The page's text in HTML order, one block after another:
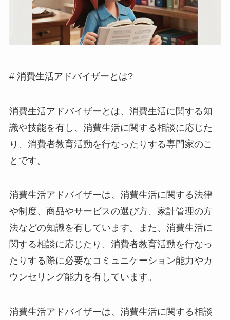
# 消費生活アドバイザーとは?
消費生活アドバイザーとは、消費生活に関する知
識や技能を有し、消費生活に関する相談に応じた
り、消費者教育活動を行なったりする専門家のこ
とです。
消費生活アドバイザーは、消費生活に関する法律
や制度、商品やサービスの選び方、家計管理の方
法などの知識を有しています。また、消費生活に
関する相談に応じたり、消費者教育活動を行なっ
たりする際に必要なコミュニケーション能力やカ
ウンセリング能力を有しています。
消費生活アドバイザーは、消費生活に関する相談